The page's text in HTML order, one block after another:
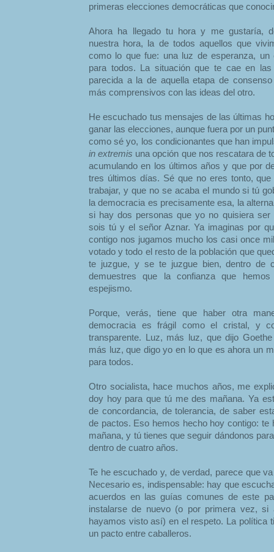
primeras elecciones democráticas que
Ahora ha llegado tu hora y me gustaría,
nuestra hora, la de todos aquellos que
como lo que fue: una luz de esperanza, un
para todos. La situación que te cae en
parecida a la de aquella etapa de
más comprensivos con las ideas del otro.
He escuchado tus mensajes de las últimas
ganar las elecciones, aunque fuera por un
como sé yo, los condicionantes que han
in extremis una opción que nos rescatara de
acumulando en los últimos años y que por
tres últimos días. Sé que no eres tonto,
trabajar, y que no se acaba el mundo si tú
la democracia es precisamente esa, la
si hay dos personas que yo no quisiera ser
sois tú y el señor Aznar. Ya imaginas por
contigo nos jugamos mucho los casi once
votado y todo el resto de la población que
te juzgue, y se te juzgue bien, dentro de
demuestres que la confianza que
espejismo.
Porque, verás, tiene que haber otra
democracia es frágil como el cristal, y
transparente. Luz, más luz, que dijo
más luz, que digo yo en lo que es ahora un
para todos.
Otro socialista, hace muchos años, me
doy hoy para que tú me des mañana. Ya
de concordancia, de tolerancia, de saber
de pactos. Eso hemos hecho hoy contigo: te
mañana, y tú tienes que seguir dándonos
dentro de cuatro años.
Te he escuchado y, de verdad, parece que
Necesario es, indispensable: hay que
acuerdos en las guías comunes de este
instalarse de nuevo (o por primera vez, si
hayamos visto así) en el respeto. La política
un pacto entre caballeros.